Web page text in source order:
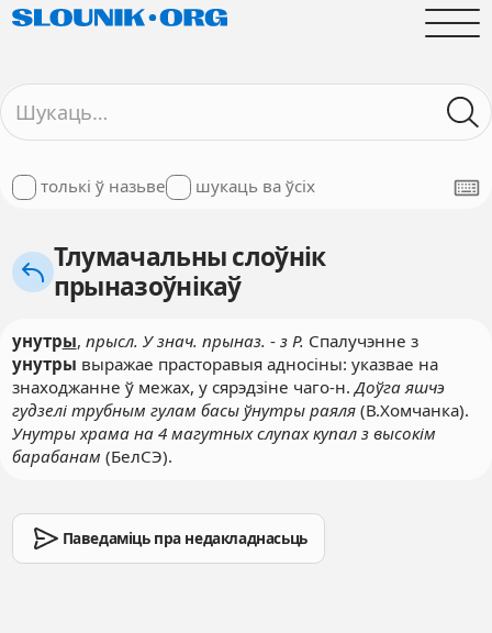
толькі ў назьве шукаць ва ўсіх
Тлумачальны слоўнік
прыназоўнікаў
унутры, прысл. У знач. прыназ. - з Р. Спалучэнне з
унутры выражае прасторавыя адносіны: указвае на
знаходжанне ў межах, у сярэдзіне чаго-н.Доўга яшчэ
гудзелі трубным гулам басы ўнутры раяля(В.Хомчанка).
Унутры храма на 4 магутных слупах купал з высокім
барабанам (БелСЭ).
Паведаміць пра недакладнасьць